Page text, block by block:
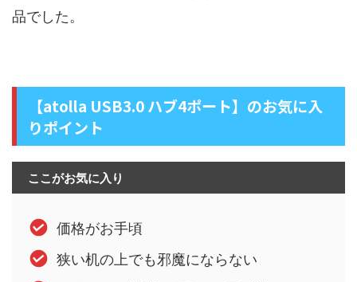
品でした。
【atolla USB3.0 ハブ4ポート】のお気に入
りポイント
ここがお気に入り
価格がお手頃
狭い机の上でも邪魔にならない